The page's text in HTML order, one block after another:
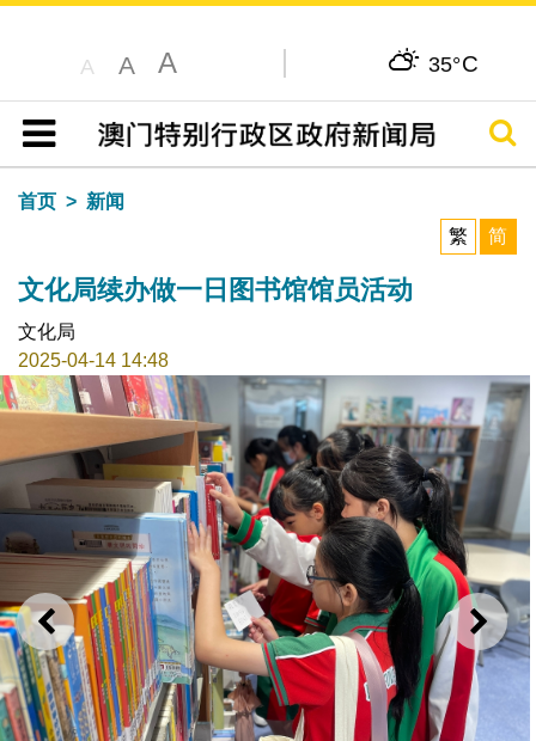
A A A 35°C
目录
搜寻
首页
新闻
繁
简
文化局续办做一日图书馆馆员活动
文化局
2025-04-14 14:48
上一则 下一